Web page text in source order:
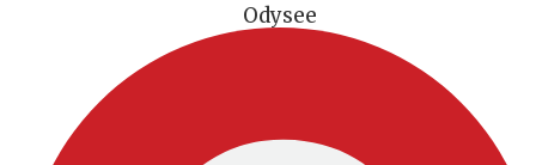
Odysee